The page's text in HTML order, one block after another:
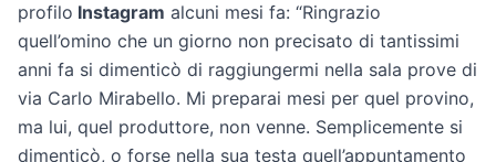
profilo Instagram alcuni mesi fa: “Ringrazio
quell’omino che un giorno non precisato di tantissimi
anni fa si dimenticò di raggiungermi nella sala prove di
via Carlo Mirabello. Mi preparai mesi per quel provino,
ma lui, quel produttore, non venne. Semplicemente si
dimenticò, o forse nella sua testa quell’appuntamento